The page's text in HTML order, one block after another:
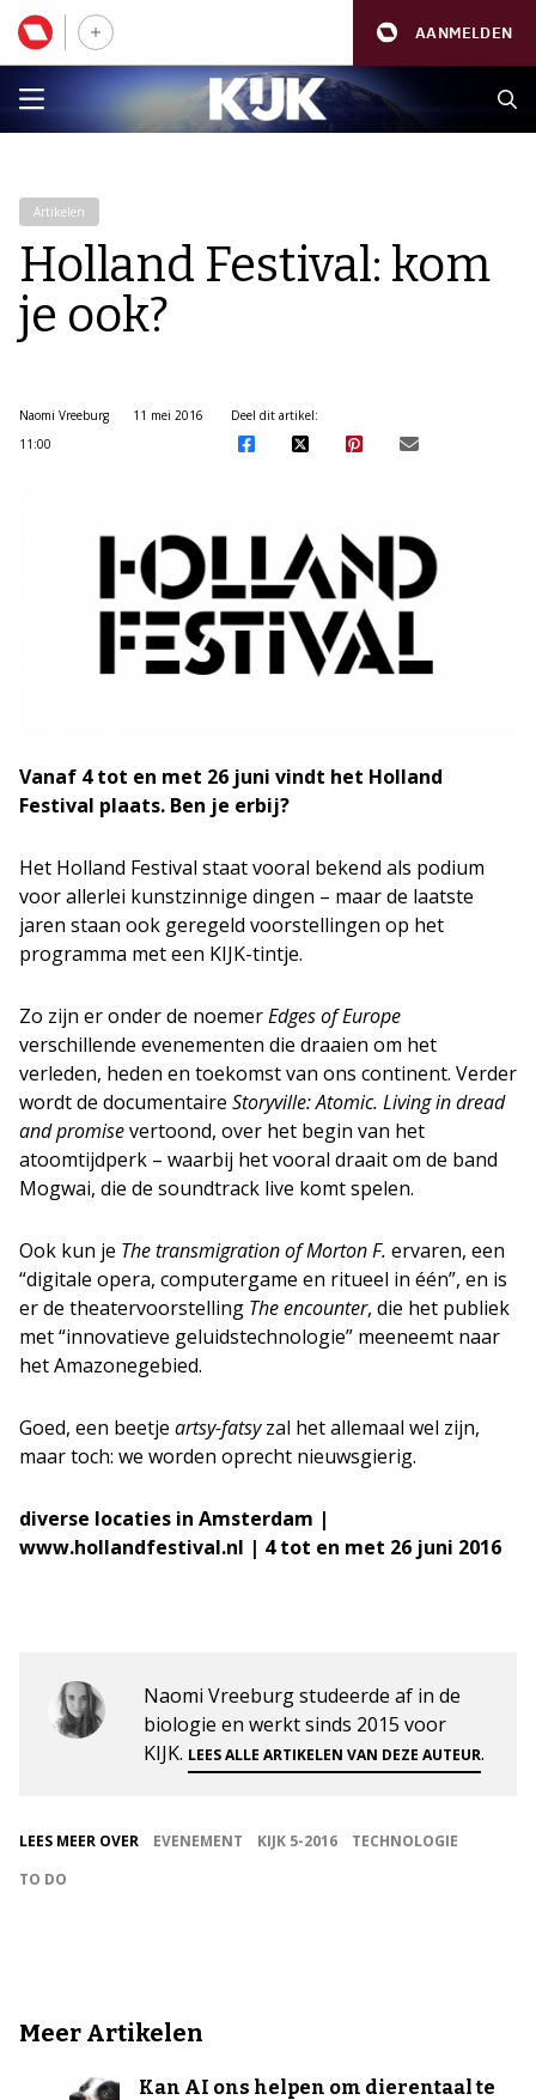
AANMELDEN
Artikelen
Holland Festival: kom
je ook?
Naomi Vreeburg
11 mei 2016
11:00
Deel dit artikel:
Vanaf 4 tot en met 26 juni vindt het Holland
Festival plaats. Ben je erbij?
Het Holland Festival staat vooral bekend als podium
voor allerlei kunstzinnige dingen – maar de laatste
jaren staan ook geregeld voorstellingen op het
programma met een KIJK-tintje.
Zo zijn er onder de noemerEdges of Europe
verschillende evenementen die draaien om het
verleden, heden en toekomst van ons continent. Verder
wordt de documentaire Storyville: Atomic. Living in dread
and promisevertoond, over het begin van het
atoomtijdperk – waarbij het vooral draait om de band
Mogwai, die de soundtrack live komt spelen.
Ook kun je The transmigrationof Morton F. ervaren, een
“digitale opera, computergame en ritueel in één”, en is
er de theatervoorstelling The encounter, die het publiek
met “innovatieve geluidstechnologie” meeneemt naar
het Amazonegebied.
Goed, een beetje artsy-fatsyzal het allemaal wel zijn,
maar toch: we worden oprecht nieuwsgierig.
diverse locaties in Amsterdam |
www.hollandfestival.nl | 4 tot en met 26 juni 2016
Naomi Vreeburg studeerde af in de
biologie en werkt sinds 2015 voor
KIJK. LEES ALLE ARTIKELEN VAN DEZE AUTEUR.
LEES MEER OVER EVENEMENT KIJK 5-2016
TECHNOLOGIE
TO DO
Meer Artikelen
Kan AI ons helpen om dierentaal te